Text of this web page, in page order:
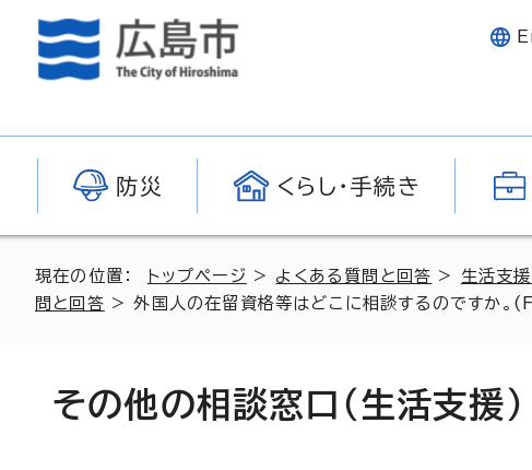
防災 くらし・手続き
現在の位置： トップページ > よくある質問と回答 > 生活支
問と回答 > 外国人の在留資格等はどこに相談するのですか
その他の相談窓口（生活支援